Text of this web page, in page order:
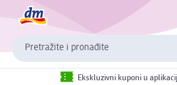
Pretražite i pronađite
Ekskluzivni kuponi u